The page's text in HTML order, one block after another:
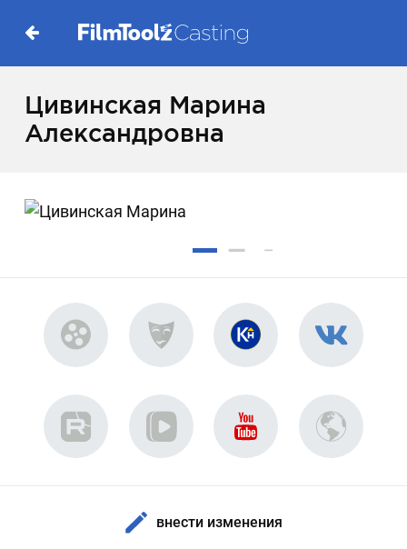
Цивинская Марина
Александровна
внести изменения